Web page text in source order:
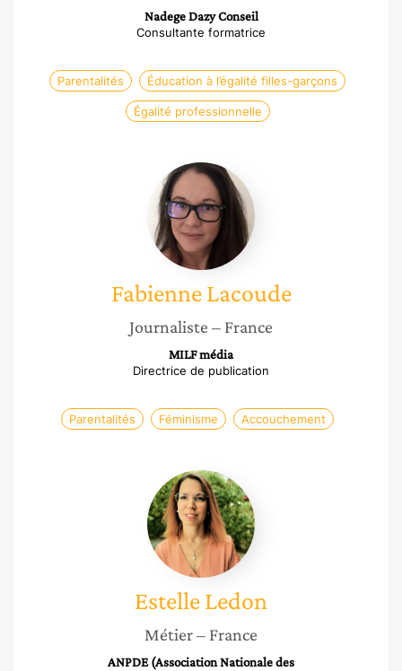
Nadege Dazy Conseil
Consultante formatrice
Parentalités Éducation à l’égalité filles-garçons
Égalité professionnelle
Fabienne
Lacoude
Fabienne Lacoude
Journaliste – France
MILF média
Directrice de publication
Parentalités Féminisme Accouchement
Estelle
Ledon
EstelleLedon
Métier– France
ANPDE (Association Nationale des